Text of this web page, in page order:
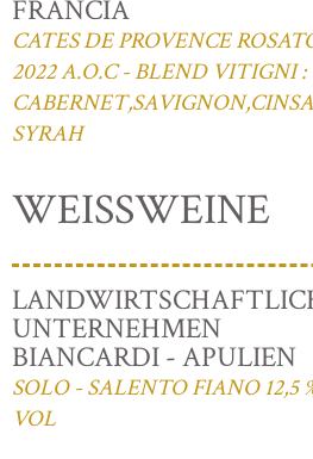
FRANCIA
CATES DE PROVENCE
2022 A.O.C - BLEND VITIGNI :
SYRAH
WEISSWEINE
UNTERNEHMEN
BIANCARDI - APULIEN
SOLO - SALENTO FIANO 12,5
VOL